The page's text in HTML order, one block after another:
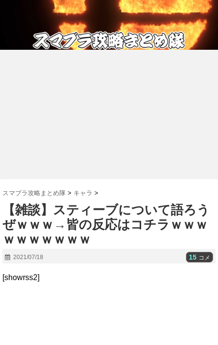
スマブラ攻略まとめ隊 > キャラ >
【雑談】スティーブについて語ろう
ぜｗｗｗ→皆の反応はコチラｗｗｗ
ｗｗｗｗｗｗｗ
2021/07/18 15 コメ
[showrss2]